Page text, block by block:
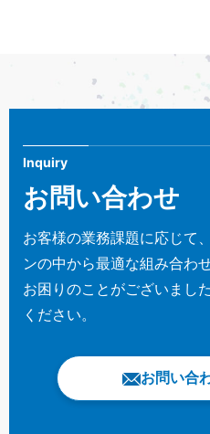
Inquiry
お問い合わせ
お客様の業務課題に応じて
ンの中から最適な組み合わ
お困りのことがございまし
ください。
お問い合